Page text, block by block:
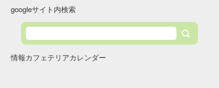
googleサイト内検索
情報カフェテリアカレンダー